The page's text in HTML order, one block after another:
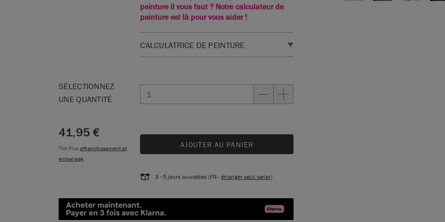
peinture il vous faut ? Notre calculateur de
peinture est là pour vous aider !
CALCULATRICE DE PEINTURE
Ajoutez les dimensions de la zone à peindre.
SÉLECTIONNEZ
UNE QUANTITÉ
41,95 €
TVA Plusaffranchissement et
emballage
AJOUTER AU PANIER
3 - 5 jours ouvrables (FR -étranger peut varier)